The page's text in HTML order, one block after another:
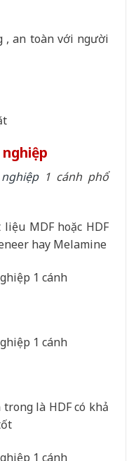
, an toàn với người
1 cánh phổ
MDF hoặc HDF
hay Melamine
là HDF có khả